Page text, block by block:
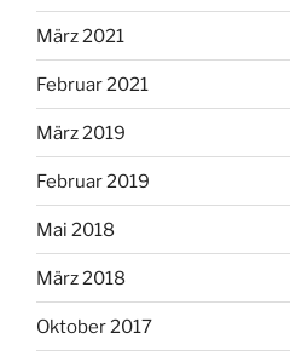
März 2021
Februar 2021
März 2019
Februar 2019
Mai 2018
März 2018
Oktober 2017